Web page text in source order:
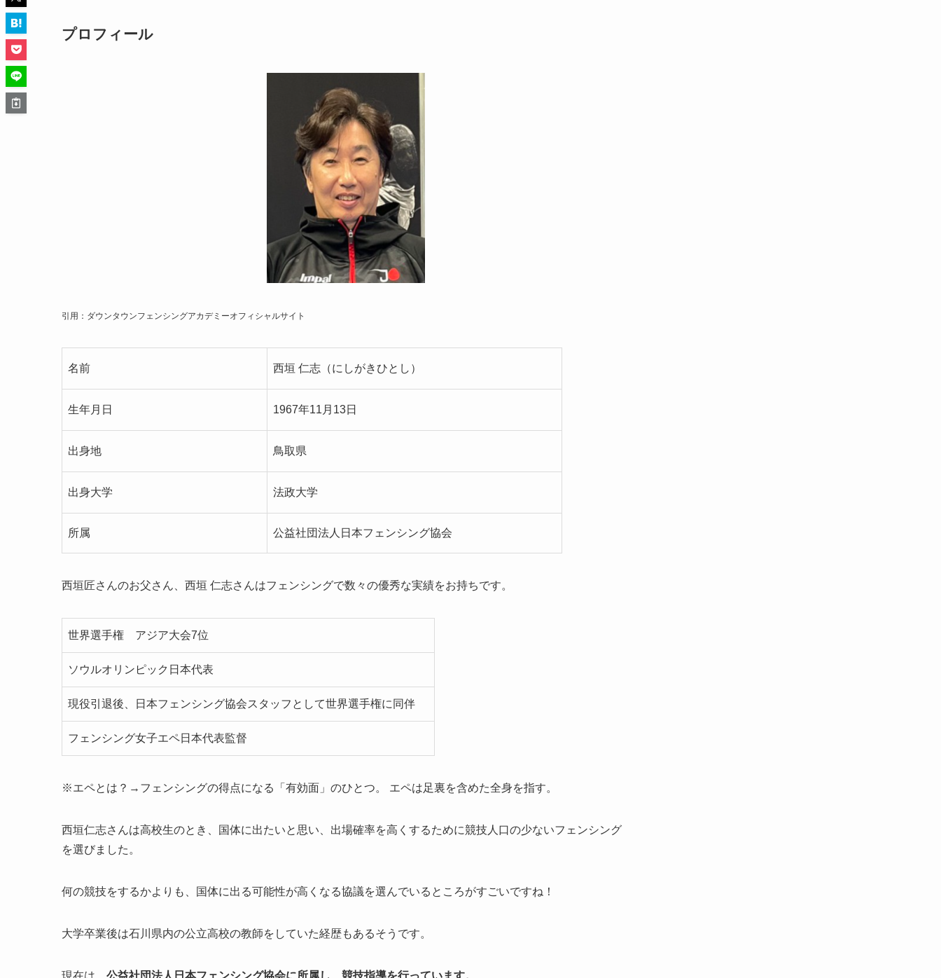
プロフィール
引用：ダウンタウンフェンシングアカデミーオフィシャルサイト
名前 西垣 仁志（にしがきひとし）
生年月日 1967年11月13日
出身地 鳥取県
出身大学 法政大学
所属 公益社団法人日本フェンシング協会
西垣匠さんのお父さん、西垣 仁志さんはフェンシングで数々の優秀な実績をお持ちです。
世界選手権 アジア大会7位
ソウルオリンピック日本代表
現役引退後、日本フェンシング協会スタッフとして世界選手権に同伴
フェンシング女子エペ日本代表監督
※エペとは？→フェンシングの得点になる「有効面」のひとつ。 エペは足裏を含めた全身を指す。
西垣仁志さんは高校生のとき、国体に出たいと思い、出場確率を高くするために競技人口の少ないフェンシング
を選びました。
何の競技をするかよりも、国体に出る可能性が高くなる協議を選んでいるところがすごいですね！
大学卒業後は石川県内の公立高校の教師をしていた経歴もあるそうです。